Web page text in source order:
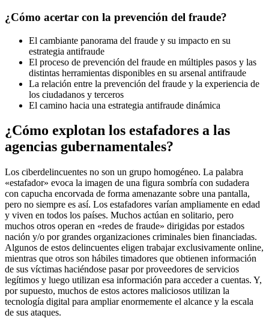
¿Cómo acertar con la prevención del fraude?
El cambiante panorama del fraude y su impacto en su
estrategia antifraude
El proceso de prevención del fraude en múltiples pasos y las
distintas herramientas disponibles en su arsenal antifraude
La relación entre la prevención del fraude y la experiencia de
los ciudadanos y terceros
El camino hacia una estrategia antifraude dinámica
¿Cómo explotan los estafadores a las
agencias gubernamentales?
Los ciberdelincuentes no son un grupo homogéneo. La palabra
«estafador» evoca la imagen de una figura sombría con sudadera
con capucha encorvada de forma amenazante sobre una pantalla,
pero no siempre es así. Los estafadores varían ampliamente en edad
y viven en todos los países. Muchos actúan en solitario, pero
muchos otros operan en «redes de fraude» dirigidas por estados
nación y/o por grandes organizaciones criminales bien financiadas.
Algunos de estos delincuentes eligen trabajar exclusivamente online,
mientras que otros son hábiles timadores que obtienen información
de sus víctimas haciéndose pasar por proveedores de servicios
legítimos y luego utilizan esa información para acceder a cuentas. Y,
por supuesto, muchos de estos actores maliciosos utilizan la
tecnología digital para ampliar enormemente el alcance y la escala
de sus ataques.